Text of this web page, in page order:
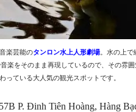
楽芸能のタンロン水上人形劇場。水の上で
楽をそのまま再現しているので、その雰
っている大人気の観光スポットです。
57B P. Đinh Tiên Hoàng, Hàng